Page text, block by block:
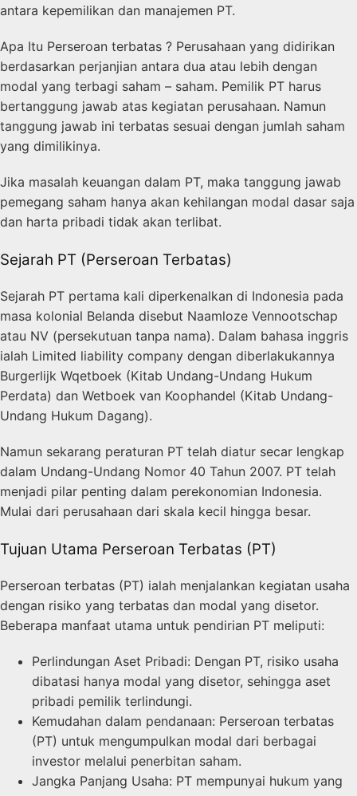
antara kepemilikan dan manajemen PT.
Apa Itu Perseroan terbatas ? Perusahaan yang didirikan
berdasarkan perjanjian antara dua atau lebih dengan
modal yang terbagi saham – saham. Pemilik PT harus
bertanggung jawab atas kegiatan perusahaan. Namun
tanggung jawab ini terbatas sesuai dengan jumlah saham
yang dimilikinya.
Jika masalah keuangan dalam PT, maka tanggung jawab
pemegang saham hanya akan kehilangan modal dasar saja
dan harta pribadi tidak akan terlibat.
Sejarah PT (Perseroan Terbatas)
Sejarah PT pertama kali diperkenalkan di Indonesia pada
masa kolonial Belanda disebut Naamloze Vennootschap
atau NV (persekutuan tanpa nama). Dalam bahasa inggris
ialah Limited liability company dengan diberlakukannya
Burgerlijk Wqetboek (Kitab Undang-Undang Hukum
Perdata) dan Wetboek van Koophandel (Kitab Undang-
Undang Hukum Dagang).
Namun sekarang peraturan PT telah diatur secar lengkap
dalam Undang-Undang Nomor 40 Tahun 2007. PT telah
menjadi pilar penting dalam perekonomian Indonesia.
Mulai dari perusahaan dari skala kecil hingga besar.
Tujuan Utama Perseroan Terbatas (PT)
Perseroan terbatas (PT) ialah menjalankan kegiatan usaha
dengan risiko yang terbatas dan modal yang disetor.
Beberapa manfaat utama untuk pendirian PT meliputi:
Perlindungan Aset Pribadi: Dengan PT, risiko usaha
dibatasi hanya modal yang disetor, sehingga aset
pribadi pemilik terlindungi.
Kemudahan dalam pendanaan: Perseroan terbatas
(PT) untuk mengumpulkan modal dari berbagai
investor melalui penerbitan saham.
Jangka Panjang Usaha: PT mempunyai hukum yang